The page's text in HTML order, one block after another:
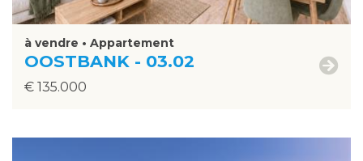
à vendre • Appartement
OOSTBANK - 03.02
€ 135.000